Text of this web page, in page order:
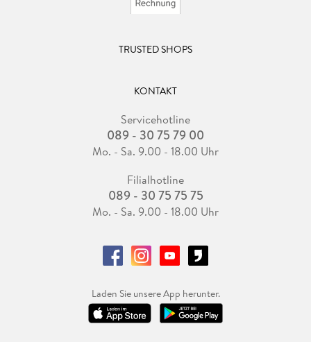
TRUSTED SHOPS
KONTAKT
Servicehotline
089 - 30 75 79 00
Mo. - Sa. 9.00 - 18.00 Uhr
Filialhotline
089 - 30 75 75 75
Mo. - Sa. 9.00 - 18.00 Uhr
Laden Sie unsere App herunter.